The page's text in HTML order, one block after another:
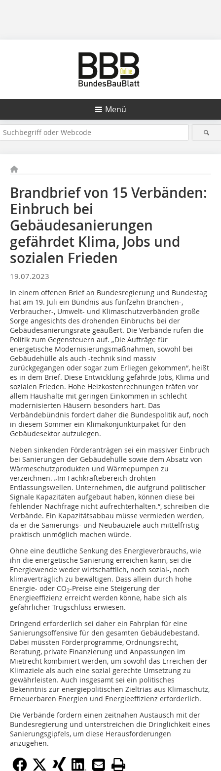
Menü
Brandbrief von 15 Verbänden:
Einbruch bei
Gebäudesanierungen
gefährdet Klima, Jobs und
sozialen Frieden
19.07.2023
In einem offenen Brief an Bundesregierung und Bundestag
hat am 19. Juli ein Bündnis aus fünfzehn Branchen-,
Verbraucher-, Umwelt- und Klimaschutzverbänden große
Sorge angesichts des drohenden Einbruchs bei der
Gebäudesanierungsrate geäußert. Die Verbände rufen die
Politik zum Gegensteuern auf. „Die Aufträge für
energetische Modernisierungsmaßnahmen, sowohl bei
Gebäudehülle als auch -technik sind massiv
zurückgegangen oder sogar zum Erliegen gekommen“, heißt
es in dem Brief. Diese Entwicklung gefährde Jobs, Klima und
sozialen Frieden. Hohe Heizkostenrechnungen träfen vor
allem Haushalte mit geringen Einkommen in schlecht
modernisierten Häusern besonders hart. Das
Verbändebündnis fordert daher die Bundespolitik auf, noch
in diesem Sommer ein Klimakonjunkturpaket für den
Gebäudesektor aufzulegen.
Neben sinkenden Förderanträgen sei ein massiver Einbruch
bei Sanierungen der Gebäudehülle sowie dem Absatz von
Wärmeschutzprodukten und Wärmepumpen zu
verzeichnen. „Im Fachkräftebereich drohten
Entlassungswellen. Unternehmen, die aufgrund politischer
Signale Kapazitäten aufgebaut haben, können diese bei
fehlender Nachfrage nicht aufrechterhalten.“, schreiben die
Verbände. Ein Kapazitätsabbau müsse vermieden werden,
da er die Sanierungs- und Neubauziele auch mittelfristig
praktisch unmöglich machen würde.
Ohne eine deutliche Senkung des Energieverbrauchs, wie
ihn die energetische Sanierung erreichen kann, sei die
Energiewende weder wirtschaftlich, noch sozial-, noch
klimaverträglich zu bewältigen. Dass allein durch hohe
Energie- oder CO2-Preise eine Steigerung der
Energieeffizienz erreicht werden könne, habe sich als
gefährlicher Trugschluss erwiesen.
Dringend erforderlich sei daher ein Fahrplan für eine
Sanierungsoffensive für den gesamten Gebäudebestand.
Dabei müssten Förderprogramme, Ordnungsrecht,
Beratung, private Finanzierung und Anpassungen im
Mietrecht kombiniert werden, um sowohl das Erreichen der
Klimaziele als auch eine sozial gerechte Umsetzung zu
gewährleisten. Auch insgesamt sei ein politisches
Bekenntnis zur energiepolitischen Zieltrias aus Klimaschutz,
Erneuerbaren Energien und Energieeffizienz erforderlich.
Die Verbände fordern einen zeitnahen Austausch mit der
Bundesregierung und unterstreichen die Dringlichkeit eines
Sanierungsgipfels, um diese Herausforderungen
anzugehen.